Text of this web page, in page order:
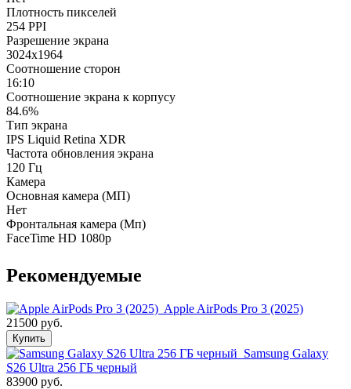
Плотность пикселей
254 PPI
Разрешение экрана
3024x1964
Соотношение сторон
16:10
Соотношение экрана к корпусу
84.6%
Тип экрана
IPS Liquid Retina XDR
Частота обновления экрана
120 Гц
Камера
Основная камера (МП)
Нет
Фронтальная камера (Мп)
FaceTime HD 1080p
Рекомендуемые
Apple AirPods Pro 3 (2025)
21500 руб.
Купить
Samsung Galaxy
S26 Ultra 256 ГБ черный
83900 руб.